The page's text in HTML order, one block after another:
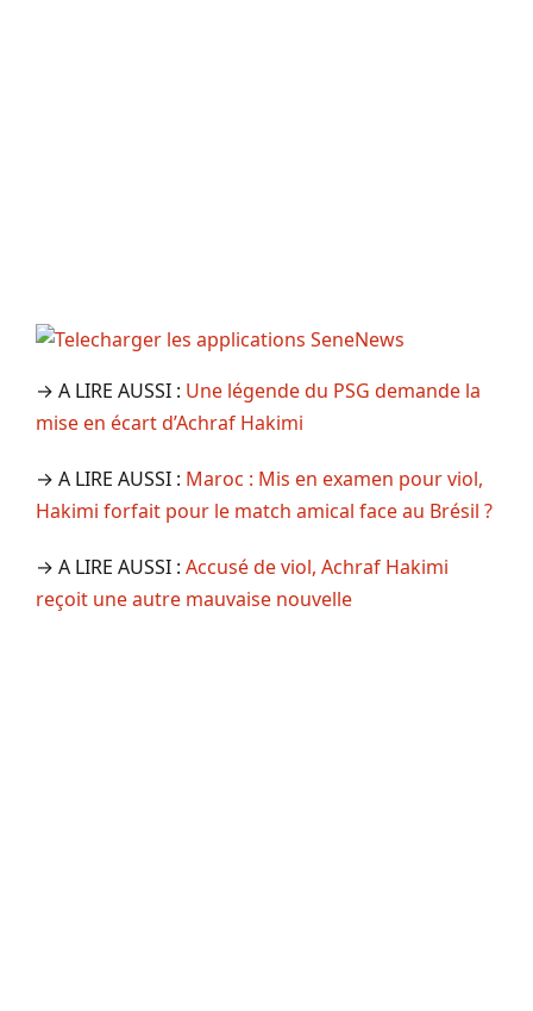
→ A LIRE AUSSI : Une légende du PSG demande la
mise en écart d’Achraf Hakimi
→ A LIRE AUSSI : Maroc : Mis en examen pour viol,
Hakimi forfait pour le match amical face au Brésil ?
→ A LIRE AUSSI : Accusé de viol, Achraf Hakimi
reçoit une autre mauvaise nouvelle